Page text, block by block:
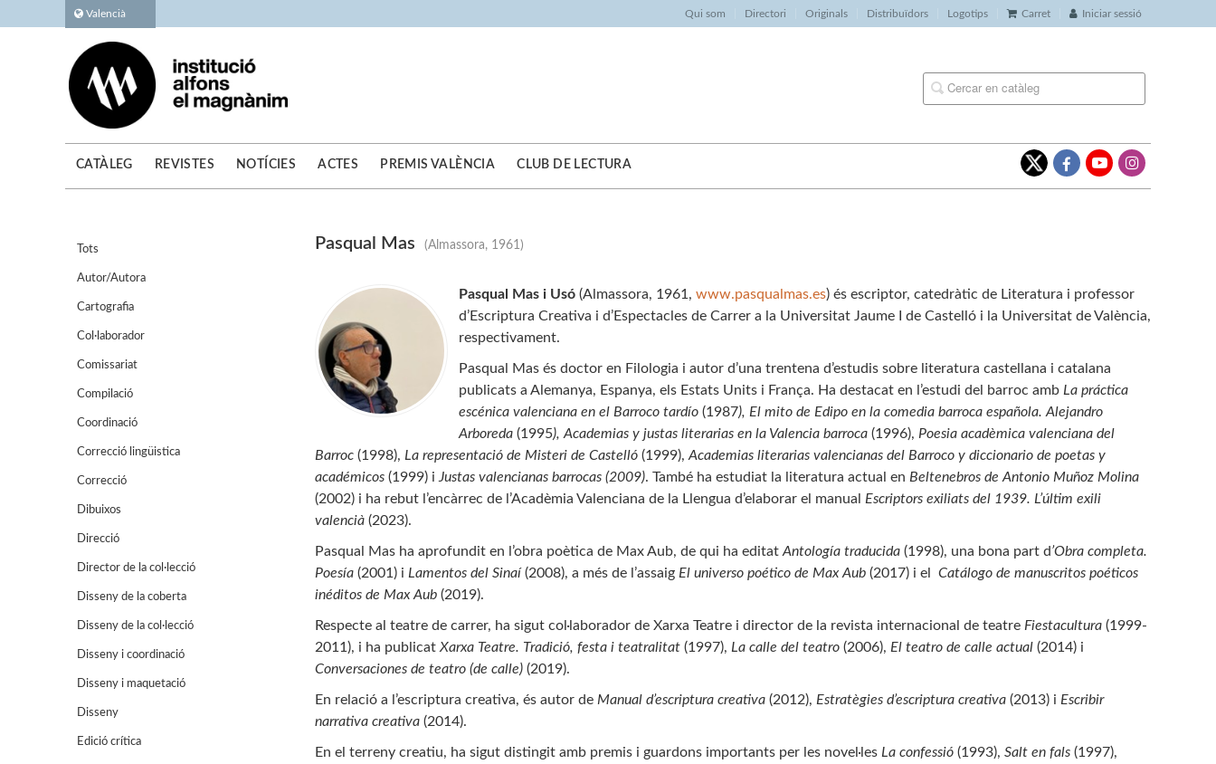
Valencià Qui som Directori Originals Distribuïdors Logotips Carret Iniciar sessió
CATÀLEG REVISTES NOTÍCIES ACTES PREMIS VALÈNCIA CLUB DE LECTURA
Tots
Autor/Autora
Cartografia
Col·laborador
Comissariat
Compilació
Coordinació
Correcció lingüistica
Correcció
Dibuixos
Direcció
Director de la col·lecció
Disseny de la coberta
Disseny de la col·lecció
Disseny i coordinació
Disseny i maquetació
Disseny
Edició crítica
Pasqual Mas (Almassora, 1961)
Pasqual Mas i Usó(Almassora, 1961, www.pasqualmas.es) és escriptor, catedràtic de Literatura i professor
d’Escriptura Creativa i d’Espectacles de Carrer a la Universitat Jaume I de Castelló i la Universitat de València,
respectivament.
Pasqual Mas és doctor en Filologia i autor d’una trentena d’estudis sobre literatura castellana i catalana
publicats a Alemanya, Espanya, els Estats Units i França. Ha destacat en l’estudi del barroc amb La práctica
escénica valenciana en el Barroco tardío (1987), El mito de Edipo en la comedia barroca española. Alejandro
Arboreda (1995), Academias y justas literarias en la Valencia barroca (1996), Poesia acadèmica valenciana del
Barroc (1998), La representació de Misteri de Castelló (1999), Academias literarias valencianas del Barroco y diccionario de poetas y
académicos (1999) i Justas valencianas barrocas (2009). També ha estudiat la literatura actual en Beltenebros de Antonio Muñoz Molina
(2002) i ha rebut l’encàrrec de l’Acadèmia Valenciana de la Llengua d’elaborar el manual Escriptors exiliats del 1939. L’últim exili
valencià (2023).
Pasqual Mas ha aprofundit en l’obra poètica de Max Aub, de qui ha editat Antología traducida (1998), una bona part d’Obra completa.
Poesía (2001) i Lamentos del Sinaí(2008), a més de l’assaig El universo poético de Max Aub (2017) i el
Catálogo de manuscritos poéticos
inéditos de Max Aub (2019).
Respecte al teatre de carrer, ha sigut col·laborador de Xarxa Teatre i director de la revista internacional de teatre Fiestacultura (1999-
2011), i ha publicat Xarxa Teatre. Tradició, festa i teatralitat (1997), La calle del teatro (2006), El teatro de calle actual (2014) i
Conversaciones de teatro (de calle) (2019).
En relació a l’escriptura creativa, és autor de Manual d’escriptura creativa (2012), Estratègies d’escriptura creativa (2013) i Escribir
narrativa creativa (2014).
En el terreny creatiu, ha sigut distingit amb premis i guardons importants per les novel·les La confessió (1993), Salt en fals (1997),